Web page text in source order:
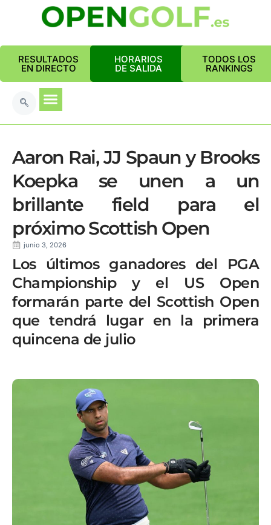
RESULTADOS
EN DIRECTO
HORARIOS
DE SALIDA
TODOS LOS
RANKINGS
Aaron Rai, JJ Spaun y Brooks
Koepka se unen a un
brillante field para el
próximo Scottish Open
junio 3, 2026
Los últimos ganadores del PGA
Championship y el US Open
formarán parte del Scottish Open
que tendrá lugar en la primera
quincena de julio